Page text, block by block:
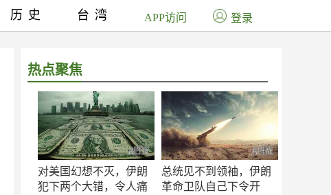
热点聚焦
对美国幻想不灭，伊朗
犯下两个大错，令人痛
总统见不到领袖，伊朗
革命卫队自己下令开
历史 台湾 APP访问 登录